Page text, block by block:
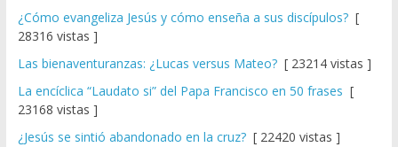
¿Cómo evangeliza Jesús y cómo enseña a sus discípulos?[
28316 vistas ]
Las bienaventuranzas: ¿Lucas versus Mateo?[ 23214 vistas ]
La encíclica “Laudato si” del Papa Francisco en 50 frases [
23168 vistas ]
¿Jesús se sintió abandonado en la cruz?[ 22420 vistas ]